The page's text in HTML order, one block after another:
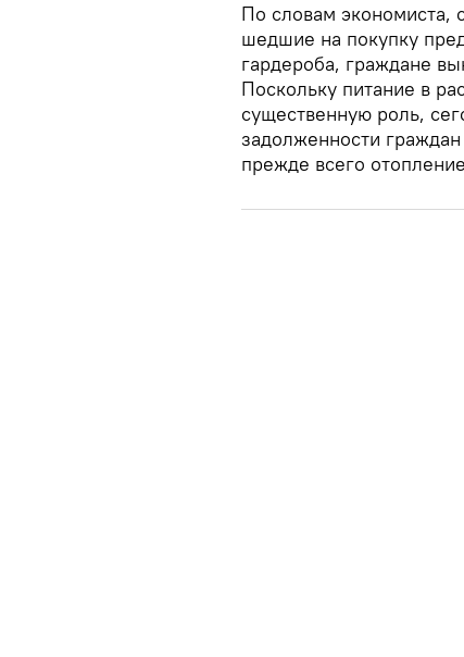
По словам экономиста,
шедшие на покупку
гардероба, граждане
Поскольку питание в
существенную роль,
задолженности
прежде всего